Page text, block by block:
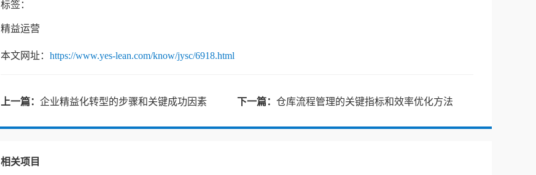
标签：
精益运营
本文网址： https://www.yes-lean.com/know/jysc/6918.html
上一篇： 企业精益化转型的步骤和关键成功因素 下一篇： 仓库流程管理的关键指标和效率优化方法
相关项目